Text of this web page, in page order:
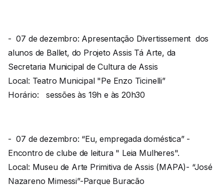
- 07 de dezembro: Apresentação Divertissement dos
alunos de Ballet, do Projeto Assis Tá Arte, da
Secretaria Municipal de Cultura de Assis
Local: Teatro Municipal "Pe Enzo Ticinelli”
Horário: sessões às 19h e às 20h30
- 07 de dezembro: “Eu, empregada doméstica” -
Encontro de clube de leitura " Leia Mulheres".
Local: Museu de Arte Primitiva de Assis (MAPA)- “José
Nazareno Mimessi”-Parque Buracão